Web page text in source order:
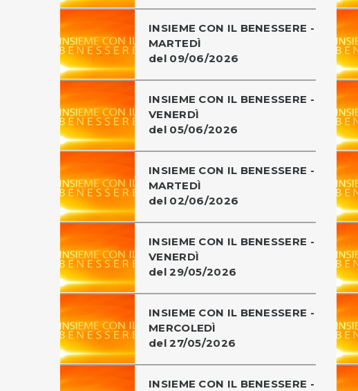
INSIEME CON IL BENESSERE -
MARTEDÌ
del 09/06/2026
INSIEME CON IL BENESSERE -
VENERDÌ
del 05/06/2026
INSIEME CON IL BENESSERE -
MARTEDÌ
del 02/06/2026
INSIEME CON IL BENESSERE -
VENERDÌ
del 29/05/2026
INSIEME CON IL BENESSERE -
MERCOLEDÌ
del 27/05/2026
INSIEME CON IL BENESSERE -